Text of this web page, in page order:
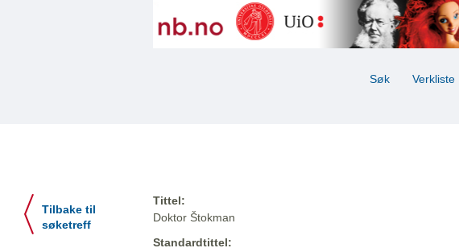
Søk Verkliste
Tilbake til
søketreff
Tittel:
Doktor Štokman
Standardtittel: